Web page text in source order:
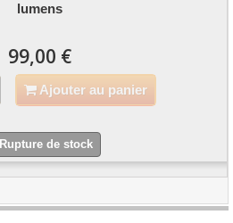
lumens
99,00 €
Ajouter au panier
Rupture de stock